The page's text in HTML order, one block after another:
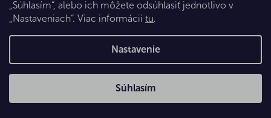
„Súhlasím“, alebo ich môžete odsúhlasiť jednotlivo v
„Nastaveniach“. Viac informácií tu.
Nastavenie
Súhlasím